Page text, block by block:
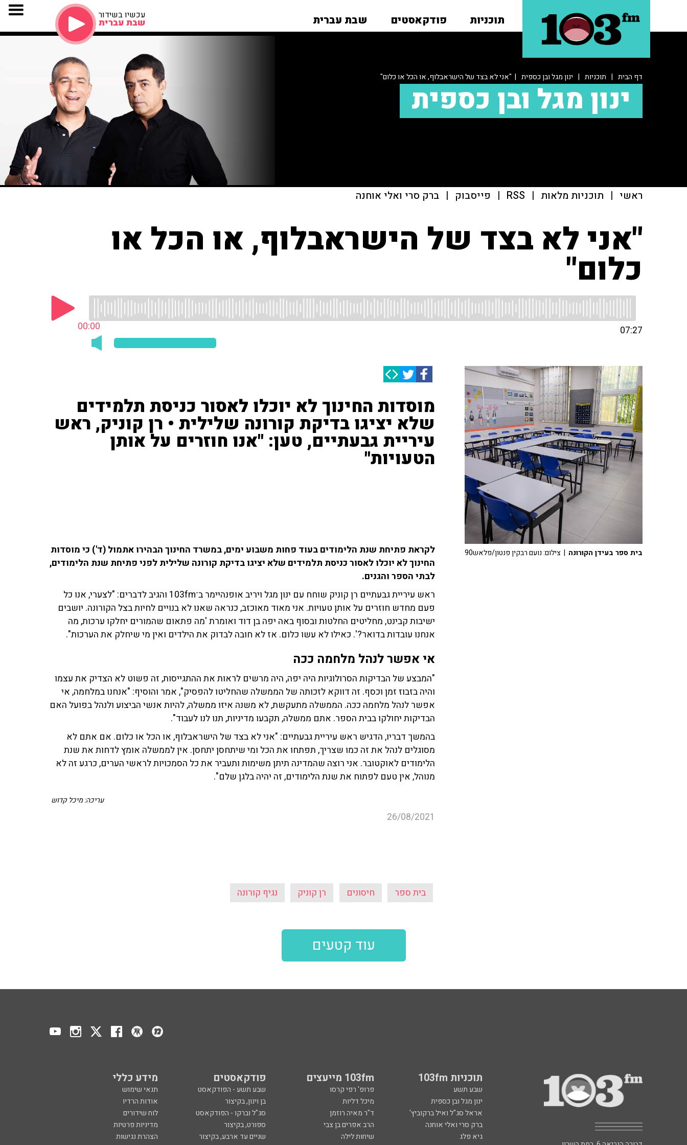
תוכניות פודקאסטים שבת עברית עכשיו בשידור
שבת עברית
דף הבית | תוכניות | ינון מגל ובן כספית | "אני לא בצד של הישראבלוף, או הכל או כלום"
ינון מגל ובן כספית
ראשי | תוכניות מלאות |
RSS
| פייסבוק | ברק סרי ואלי אוחנה
"אני לא בצד של הישראבלוף, או הכל או
כלום"
00:00 07:27
מוסדות החינוך לא יוכלו לאסור כניסת תלמידים
שלא יציגו בדיקת קורונה שלילית • רן קוניק, ראש
עיריית גבעתיים, טען: "אנו חוזרים על אותן
הטעויות"
לקראת פתיחת שנת הלימודים בעוד פחות משבוע ימים, במשרד החינוך הבהירו אתמול (ד') כי מוסדות
החינוך לא יוכלו לאסור כניסת תלמידים שלא יציגו בדיקת קורונה שלילית לפני פתיחת שנת הלימודים,
לבתי הספר והגנים.
ראש עיריית גבעתיים רן קוניק שוחח עם ינון מגל ויריב אופנהיימר ב־103fm והגיב לדברים: "לצערי, אנו כל
פעם מחדש חוזרים על אותן טעויות. אני מאוד מאוכזב, כנראה שאנו לא בנויים לחיות בצל הקורונה. יושבים
ישיבות קבינט, מחליטים החלטות ובסוף באה יפה בן דוד ואומרת 'מה פתאום שהמורים יחלקו ערכות, מה
אנחנו עובדות בדואר?'. כאילו לא עשו כלום. אז לא חובה לבדוק את הילדים ואין מי שיחלק את הערכות".
אי אפשר לנהל מלחמה ככה
"המבצע של הבדיקות הסרולוגיות היה יפה, היה מרשים לראות את ההתגייסות, זה פשוט לא הצדיק את עצמו
והיה בזבוז זמן וכסף. זה דווקא לזכותה של הממשלה שהחליטו להפסיק", אמר והוסיף: "אנחנו במלחמה, אי
אפשר לנהל מלחמה ככה. הממשלה מתעקשת, לא משנה איזו ממשלה, להיות אנשי הביצוע ולנהל בפועל האם
הבדיקות יחולקו בבית הספר. אתם ממשלה, תקבעו מדיניות, תנו לנו לעבוד".
בהמשך דבריו, הדגיש ראש עיריית גבעתיים: "אני לא בצד של הישראבלוף, או הכל או כלום. אם אתם לא
מסוגלים לנהל את זה כמו שצריך, תפתחו את הכל ומי שיתחסן יתחסן. אין לממשלה אומץ לדחות את שנת
הלימודים לאוקטובר. אני רוצה שהמדינה תיתן משימות ותעביר את כל הסמכויות לראשי הערים, כרגע זה לא
מנוהל, אין טעם לפתוח את שנת הלימודים, זה יהיה בלגן שלם".
עריכה: מיכל קדוש
26/08/2021
בית ספר חיסונים רן קוניק נגיף קורונה
בית ספר בעידן הקורונה | צילום: נועם רבקין פנטון/פלאש90
עוד קטעים
תוכניות 103fm 103fm מייעצים פודקאסטים מידע כללי
שבע תשע פרופ' רפי קרסו שבע תשע - הפודקאסט
תנאי שימוש
ינון מגל ובן כספית
מיכל דליות בן וינון, בקיצור
אודות הרדיו
אראל סג"ל ואיל ברקוביץ'
ד"ר מאיה רוזמן סג"ל וברקו - הפודקאסט
לוח שידורים
ברק סרי ואלי אוחנה
הרב אפרים בן צבי ספורט, בקיצור
מדיניות פרטיות
גיא פלג
שיחות לילה שניים עד ארבע, בקיצור
הצהרת נגישות